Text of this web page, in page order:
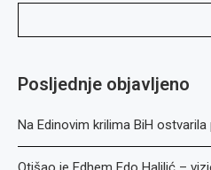
Posljednje objavljeno
Na Edinovim krilima BiH ostvarila